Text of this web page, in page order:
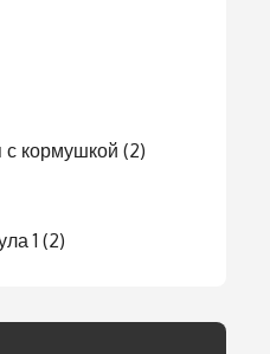
с кормушкой (2)
1 (2)